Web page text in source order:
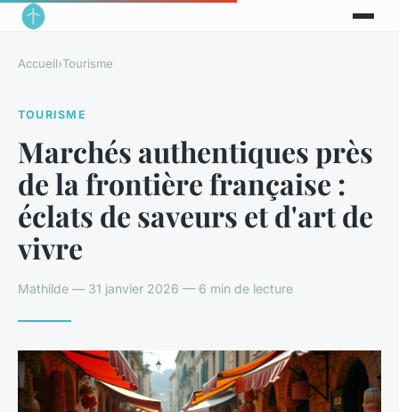
Accueil›Tourisme
TOURISME
Marchés authentiques près
de la frontière française :
éclats de saveurs et d'art de
vivre
Mathilde — 31 janvier 2026 — 6 min de lecture